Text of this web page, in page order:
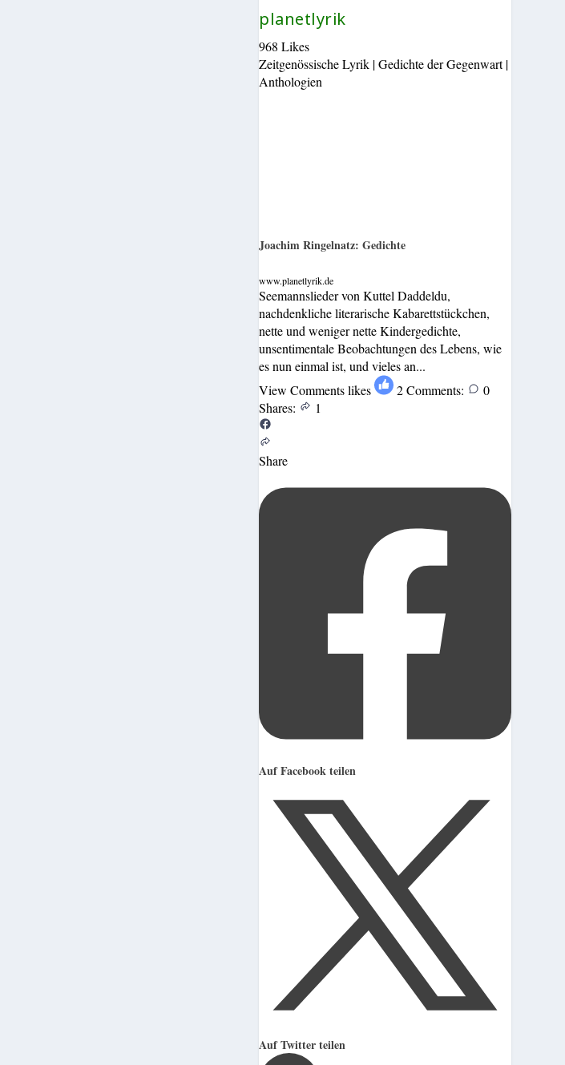
planetlyrik
968 Likes
Zeitgenössische Lyrik | Gedichte der Gegenwart |
Anthologien
Joachim Ringelnatz: Gedichte
www.planetlyrik.de
Seemannslieder von Kuttel Daddeldu,
nachdenkliche literarische Kabarettstückchen,
nette und weniger nette Kindergedichte,
unsentimentale Beobachtungen des Lebens, wie
es nun einmal ist, und vieles an...
View Comments likes 2 Comments:
0
Shares:
1
Share
Auf Facebook teilen
Auf Twitter teilen